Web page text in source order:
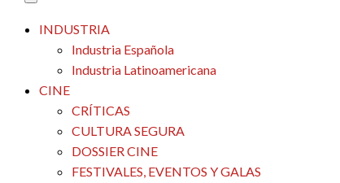
El Palomitrón
Tu espacio de la industria de cine española y latinoamericana
INDUSTRIA
Industria Española
Industria Latinoamericana
CINE
CRÍTICAS
CULTURA SEGURA
DOSSIER CINE
FESTIVALES, EVENTOS Y GALAS